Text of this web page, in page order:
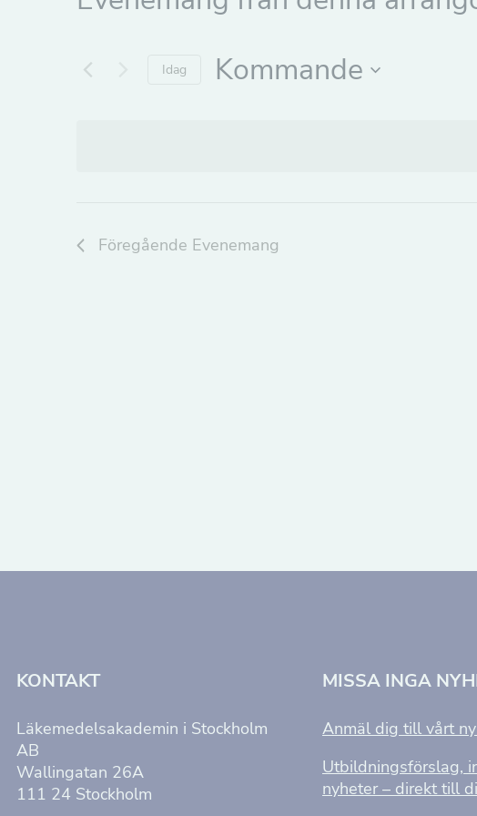
Idag Kommande
Föregående Evenemang
KONTAKT
Läkemedelsakademin i Stockholm
AB
Wallingatan 26A
111 24 Stockholm
MISSA INGA
Anmäl dig till vårt
Utbildningsförslag,
nyheter – direkt till